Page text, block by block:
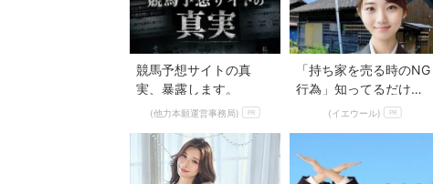
競馬予想サイトの真
実、暴露します。
(他力本願運営事務局) PR
「持ち家を売る時のNG
行為」知ってるだけで
得する事とは
(イエウール) PR